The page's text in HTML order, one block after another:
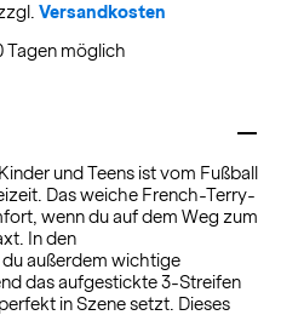
Versandkosten
Tagen möglich
und Teens ist vom Fußball
Das weiche French-Terry-
wenn du auf dem Weg zum
In den
außerdem wichtige
das aufgestickte 3-Streifen
in Szene setzt. Dieses